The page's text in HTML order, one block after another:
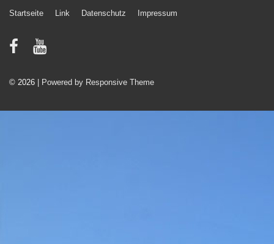
Footer-
Menü
Startseite Link Datenschutz Impressum
© 2026 | Powered by Responsive Theme